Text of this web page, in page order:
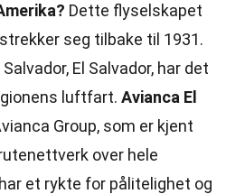
Dette flyselskapet
seg tilbake til 1931.
El Salvador, har det
luftfart. Avianca El
Group, som er kjent
over hele
et rykte for pålitelighet og